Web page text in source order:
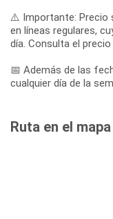
⚠️ Importante: Precio
en líneas regulares,
día. Consulta el
📅 Además de las
cualquier día de la
Ruta en el mapa